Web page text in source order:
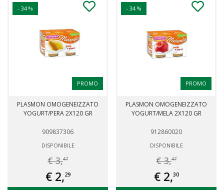
- 34 %
PROMO
PLASMON OMOGENEIZZATO
YOGURT/PERA 2X120 GR
909837306
DISPONIBILE
€ 3,47
€ 2,29
- 34 %
PROMO
PLASMON OMOGENEIZZATO
YOGURT/MELA 2X120 GR
912860020
DISPONIBILE
€ 3,47
€ 2,30